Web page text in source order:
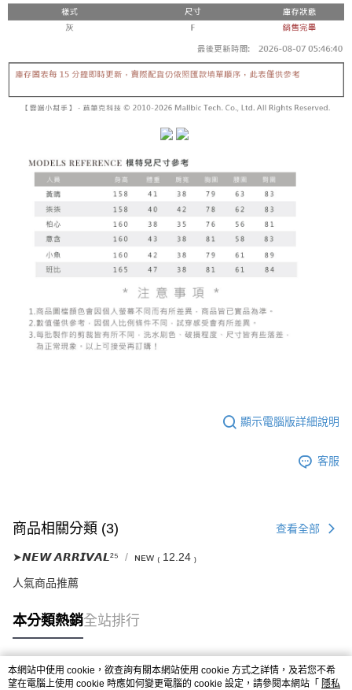
2.透過簡訊連結打開帳單後，可選擇「超商條碼／台灣大直營門市／銀行轉
帳／街口支付／iPASS MONEY」等通路繳費。
1.本服務係由「台灣大哥大股份有限公司」（以下簡稱本公司）所提供，讓
用戶於交易時，得透過本服務購買商品或服務，並由商店將買賣／分期付款
2.基於同意付款使用「大哥付你分期」之契約關係目的，商店將以您的個人
由本公司與您本人進行分期帳單所需資料之確認、核對及更正。
結帳頁面，進行簡訊認證並確認金額後，即可完成結帳。
２．訂單成立數日內，您將收到繳費通知簡訊。
ATM／網路銀行／等多元方式進行付款，方視為交易完成。
※ 請注意：結帳手續完成當下不需立刻繳費，但若您需要取消訂單，請聯絡
後付繳納相關費用。
※ 交易是否成功請以「AFTEE先享後付 」之結帳頁面顯示為準，若有關於
是否繳費成功／繳費後需取消欲退款等相關疑問，請聯繫「AFTEE先享後付
https://netprotections.freshdesk.com/support/home
【注意事項】
１．透過由恩沛科技股份有限公司提供之「AFTEE先享後付」服務完成之交
易，需依本服務之必要範圍內提供個人資料，並將交易相關給付款項請求債
權轉讓予恩沛科技股份有限公司。
２．關於個人資料處理事宜，請瀏覽以下網址：
https://aftee.tw/terms/#terms3
３．未成年的使用者請事先徵得法定代理人或監護人之同意方可使用
「AFTEE先享後付」，若未經同意申辦者引起之損失，本公司不負相關責
４．使用「AFTEE先享後付」時，將依據個別帳號之用戶狀況，依本公司即
時審查核予不同之上限額度；若仍有額度不足之情形，本公司將視審查結果
請求用戶進行身份認證。
５．嚴禁一人註冊多個帳號或使用他人資訊註冊。若發現惡意使用之情形，
恩沛科技股份有限公司將有權停止該用戶之使用額度並採取法律行動。
付款後全家取貨
每筆NT$60，滿NT$1,600(含以上)免運費
已關閉，請勿下單
已關閉，請勿下單(付取)
7-11取貨付款
每筆NT$60，滿NT$1,800(含以上)免運費
付款後7-11取貨
每筆NT$60，滿NT$1,600(含以上)免運費
每筆NT$100，滿NT$2,500(含以上)免運費
國家/地區配送
顯示電腦版詳細說明
客服
商品相關分類 (3) 查看全部
➤𝙉𝙀𝙒 𝘼𝙍𝙍𝙄𝙑𝘼𝙇²⁵ ɴᴇᴡ ₍ 12.24 ₎
人氣商品推薦
本分類熱銷全站排行
熱門標籤
本網站中使用 cookie，欲查詢有關本網站使用 cookie 方式之詳情，及若您不希
望在電腦上使用 cookie 時應如何變更電腦的 cookie 設定，請參閱本網站「 隱私